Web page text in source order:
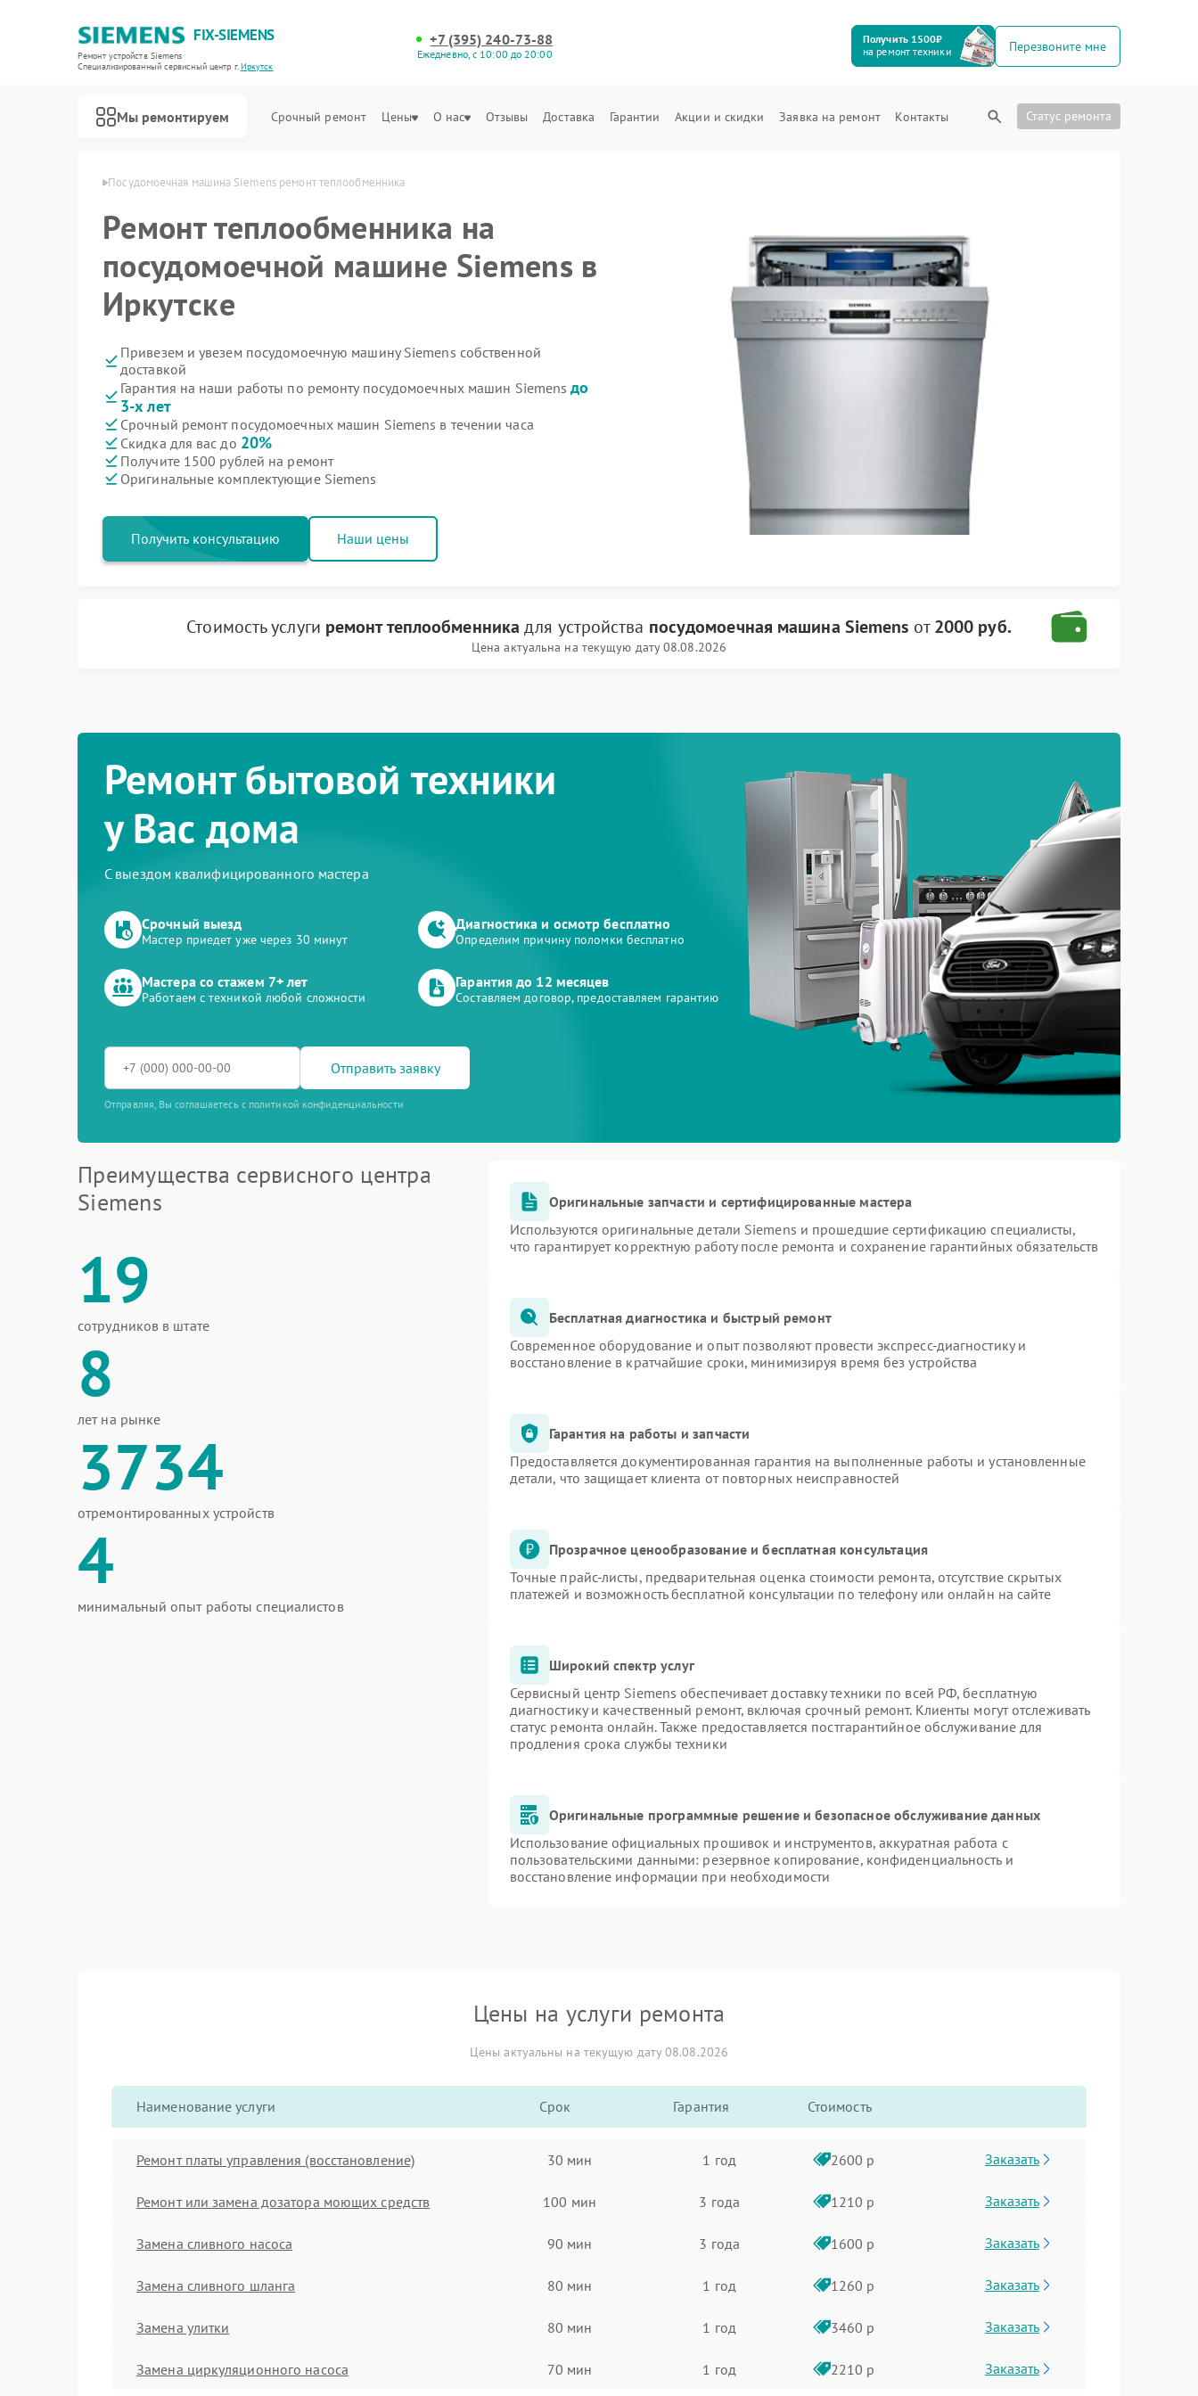
FIX-SIEMENS
Ремонт устройств Siemens
Специализированный cервисный центр г.Иркутск
+7 (395) 240-73-88
Ежедневно, с 10:00 до 20:00
Получить 1500₽
на ремонт техники
Перезвоните мне
Мы ремонтируем Срочный ремонт Цены О нас Отзывы Доставка Гарантии Акции и скидки Заявка на ремонт Контакты Статус ремонта
в Иркутске Посудомоечная машина Siemens ремонт теплообменника
Ремонт теплообменника на
посудомоечной машине Siemens в
Иркутске
Привезем и увезем посудомоечную машину Siemens собственной
доставкой
Гарантия на наши работы по ремонту посудомоечных машин Siemensдо
3-х лет
Срочный ремонт посудомоечных машин Siemens в течении часа
Скидка для вас до 20%
Получите 1500 рублей на ремонт
Оригинальные комплектующие Siemens
Получить консультацию Наши цены
Стоимость услуги ремонт теплообменника для устройства посудомоечная машина Siemens от2000 руб.
Цена актуальна на текущую дату 08.08.2026
Ремонт бытовой техники
у Вас дома
С выездом квалифицированного мастера
Срочный выезд
Мастер приедет уже через 30 минут
Диагностика и осмотр бесплатно
Определим причину поломки бесплатно
Мастера со стажем 7+ лет
Работаем с техникой любой сложности
Гарантия до 12 месяцев
Составляем договор, предоставляем гарантию
Отправить заявку
Отправляя, Вы соглашаетесь с политикой конфиденциальности
Преимущества сервисного центра
Siemens
19
сотрудников в штате
8
лет на рынке
3734
отремонтированных устройств
4
минимальный опыт работы специалистов
Оригинальные запчасти и сертифицированные мастера
Используются оригинальные детали Siemens и прошедшие сертификацию специалисты,
что гарантирует корректную работу после ремонта и сохранение гарантийных обязательств
Бесплатная диагностика и быстрый ремонт
Современное оборудование и опыт позволяют провести экспресс-диагностику и
восстановление в кратчайшие сроки, минимизируя время без устройства
Гарантия на работы и запчасти
Предоставляется документированная гарантия на выполненные работы и установленные
детали, что защищает клиента от повторных неисправностей
Прозрачное ценообразование и бесплатная консультация
Точные прайс-листы, предварительная оценка стоимости ремонта, отсутствие скрытых
платежей и возможность бесплатной консультации по телефону или онлайн на сайте
Широкий спектр услуг
Сервисный центр Siemens обеспечивает доставку техники по всей РФ, бесплатную
диагностику и качественный ремонт, включая срочный ремонт. Клиенты могут отслеживать
статус ремонта онлайн. Также предоставляется постгарантийное обслуживание для
продления срока службы техники
Оригинальные программные решение и безопасное обслуживание данных
Использование официальных прошивок и инструментов, аккуратная работа с
пользовательскими данными: резервное копирование, конфиденциальность и
восстановление информации при необходимости
Цены на услуги ремонта
Цены актуальны на текущую дату 08.08.2026
Наименование услуги Срок Гарантия Стоимость
Ремонт платы управления (восстановление) 30 мин 1 год 2600 р Заказать
Ремонт или замена дозатора моющих средств 100 мин 3 года 1210 р Заказать
Замена сливного насоса 90 мин 3 года 1600 р Заказать
Замена сливного шланга 80 мин 1 год 1260 р Заказать
Замена улитки 80 мин 1 год 3460 р Заказать
Замена циркуляционного насоса 70 мин 1 год 2210 р Заказать